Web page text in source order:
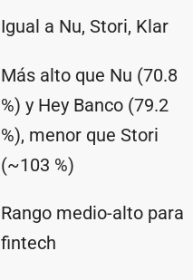
Igual a Nu, Stori, Klar
Más alto que Nu (70.8
%) y Hey Banco (79.2
%), menor que Stori
(~103 %)
Rango medio-alto para
fintech